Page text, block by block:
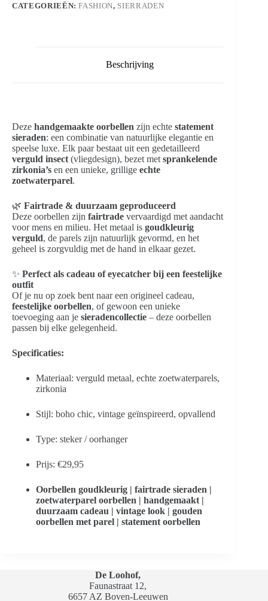
CATEGORIEËN:FASHION, SIERRADEN
Beschrijving
Deze handgemaakte oorbellen zijn echte statement
sieraden: een combinatie van natuurlijke elegantie en
speelse luxe. Elk paar bestaat uit een gedetailleerd
verguld insect (vliegdesign), bezet met sprankelende
zirkonia’s en een unieke, grillige echte
zoetwaterparel.
🌿 Fairtrade & duurzaam geproduceerd
Deze oorbellen zijn fairtrade vervaardigd met aandacht
voor mens en milieu. Het metaal is goudkleurig
verguld, de parels zijn natuurlijk gevormd, en het
geheel is zorgvuldig met de hand in elkaar gezet.
✨ Perfect als cadeau of eyecatcher bij een feestelijke
outfit
Of je nu op zoek bent naar een origineel cadeau,
feestelijke oorbellen, of gewoon een unieke
toevoeging aan je sieradencollectie – deze oorbellen
passen bij elke gelegenheid.
Specificaties:
Materiaal: verguld metaal, echte zoetwaterparels,
zirkonia
Stijl: boho chic, vintage geïnspireerd, opvallend
Type: steker / oorhanger
Prijs: €29,95
Oorbellen goudkleurig | fairtrade sieraden |
zoetwaterparel oorbellen | handgemaakt |
duurzaam cadeau | vintage look | gouden
oorbellen met parel | statement oorbellen
De Loohof,
Faunastraat 12,
6657 AZ Boven-Leeuwen